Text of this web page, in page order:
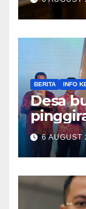
BERITA INFO
Desa
Hamidi
6 AUGUST